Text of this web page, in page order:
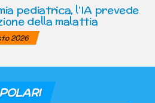
pediatrica, l’IA prevede
della malattia
2026